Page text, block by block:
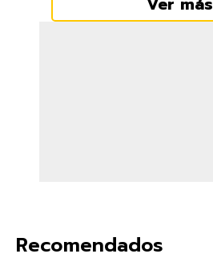
Recomendados